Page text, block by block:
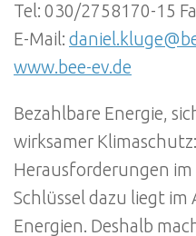
Tel: 030/2758170-15
E-Mail:
www.bee-ev.de
Bezahlbare Energie,
wirksamer
Herausforderungen im
Schlüssel dazu liegt
Energien. Deshalb